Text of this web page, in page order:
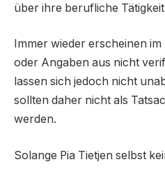
über ihre berufliche
Immer wieder erscheinen
oder Angaben aus nicht
lassen sich jedoch nicht
sollten daher nicht als
werden.
Solange Pia Tietjen selbst